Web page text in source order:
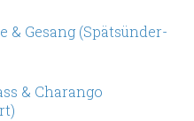
& Gesang (Spätsünder-
& Charango